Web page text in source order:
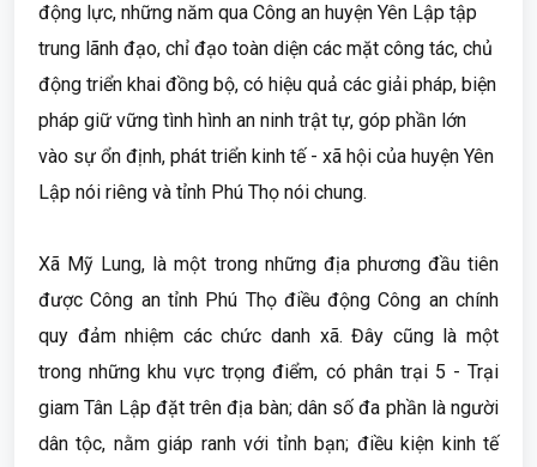
động lực, những năm qua Công an huyện Yên Lập tập
trung lãnh đạo, chỉ đạo toàn diện các mặt công tác, chủ
động triển khai đồng bộ, có hiệu quả các giải pháp, biện
pháp giữ vững tình hình an ninh trật tự, góp phần lớn
vào sự ổn định, phát triển kinh tế - xã hội của huyện Yên
Lập nói riêng và tỉnh Phú Thọ nói chung.
Xã Mỹ Lung, là một trong những địa phương đầu tiên
được Công an tỉnh Phú Thọ điều động Công an chính
quy đảm nhiệm các chức danh xã. Đây cũng là một
trong những khu vực trọng điểm, có phân trại 5 - Trại
giam Tân Lập đặt trên địa bàn; dân số đa phần là người
dân tộc, nằm giáp ranh với tỉnh bạn; điều kiện kinh tế